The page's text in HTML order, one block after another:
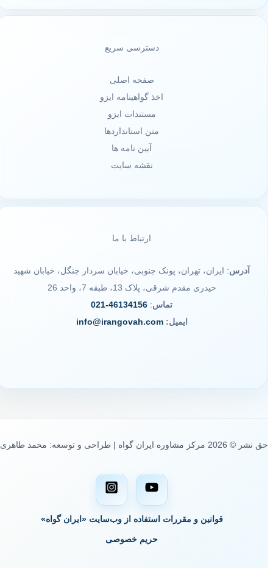
دسترسی سریع
صفحه اصلی
اخذ گواهینامه ایزو
مستندات ایزو
متن استانداردها
آیین نامه ها
نقشه سایت
ارتباط با ما
آدرس: ایران، تهران، پونک جنوبی، خیابان سردار جنگل، خیابان شهید
حیدری مقدم شرقی، پلاک 13، طبقه 7، واحد 26
تماس:
46134156-021
ایمیل: info@irangovah.com
حق نشر © 2026 مرکز مشاوره ایران گواه | طراحی و توسعه: محمد طاهری
قوانین و مقررات استفاده از وب‌سایت «ایران گواه»
حریم خصوصی